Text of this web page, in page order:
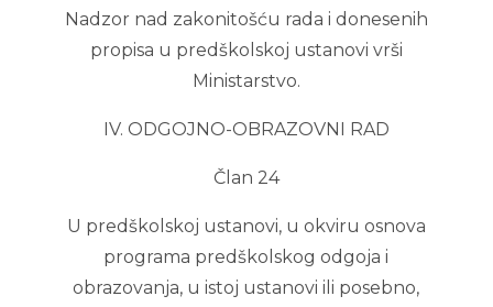
Nadzor nad zakonitošću rada i donesenih
propisa u predškolskoj ustanovi vrši
Ministarstvo.
IV. ODGOJNO-OBRAZOVNI RAD
Član 24
U predškolskoj ustanovi, u okviru osnova
programa predškolskog odgoja i
obrazovanja, u istoj ustanovi ili posebno,